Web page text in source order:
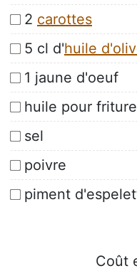
2 carottes
5 cl d'huile
1 jaune d'oeuf
huile pour friture
sel
poivre
piment
Coût